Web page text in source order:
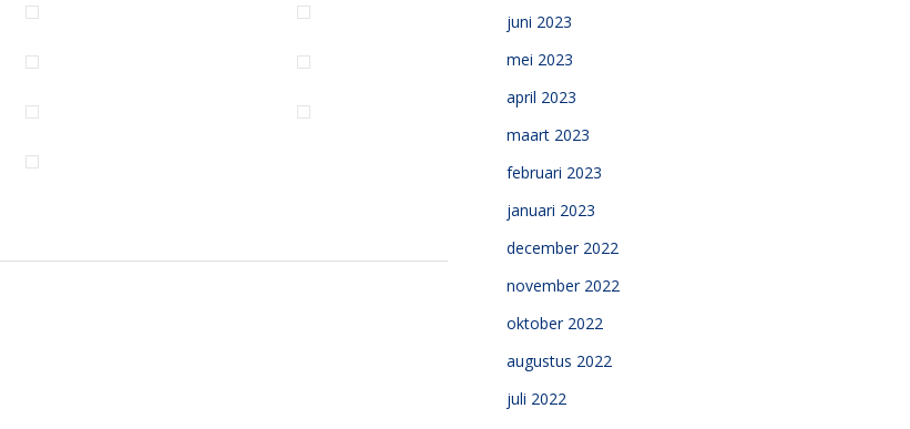
juni 2023
mei 2023
april 2023
maart 2023
februari 2023
januari 2023
december 2022
november 2022
oktober 2022
augustus 2022
juli 2022